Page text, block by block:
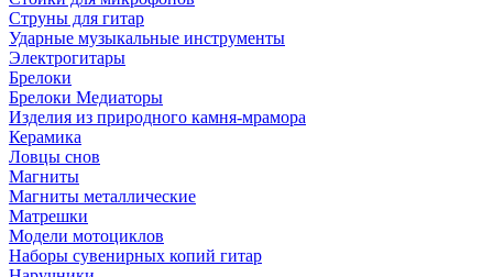
Струны для гитар
Ударные музыкальные инструменты
Электрогитары
Брелоки
Брелоки Медиаторы
Изделия из природного камня-мрамора
Керамика
Ловцы снов
Магниты
Магниты металлические
Матрешки
Модели мотоциклов
Наборы сувенирных копий гитар